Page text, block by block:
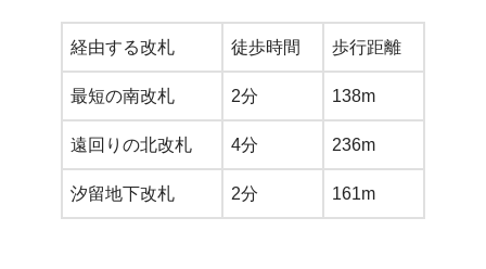
経由する改札 徒歩時間 歩行距離
最短の南改札 2分 138m
遠回りの北改札 4分 236m
汐留地下改札 2分 161m